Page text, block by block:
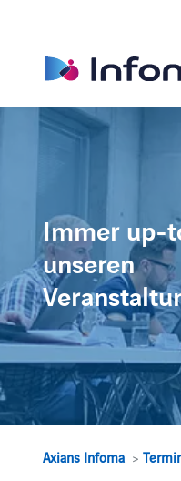
Immer up-
unseren
Axians Infoma >